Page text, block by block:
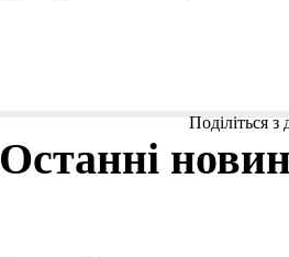
Поділіться
Останні